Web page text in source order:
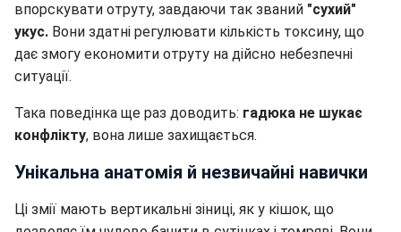
впорскувати отруту, завдаючи так званий "сухий"
укус. Вони здатні регулювати кількість токсину, що
дає змогу економити отруту на дійсно небезпечні
ситуації.
Така поведінка ще раз доводить: гадюка не шукає
конфлікту, вона лише захищається.
Унікальна анатомія й незвичайні навички
Ці змії мають вертикальні зіниці, як у кішок, що